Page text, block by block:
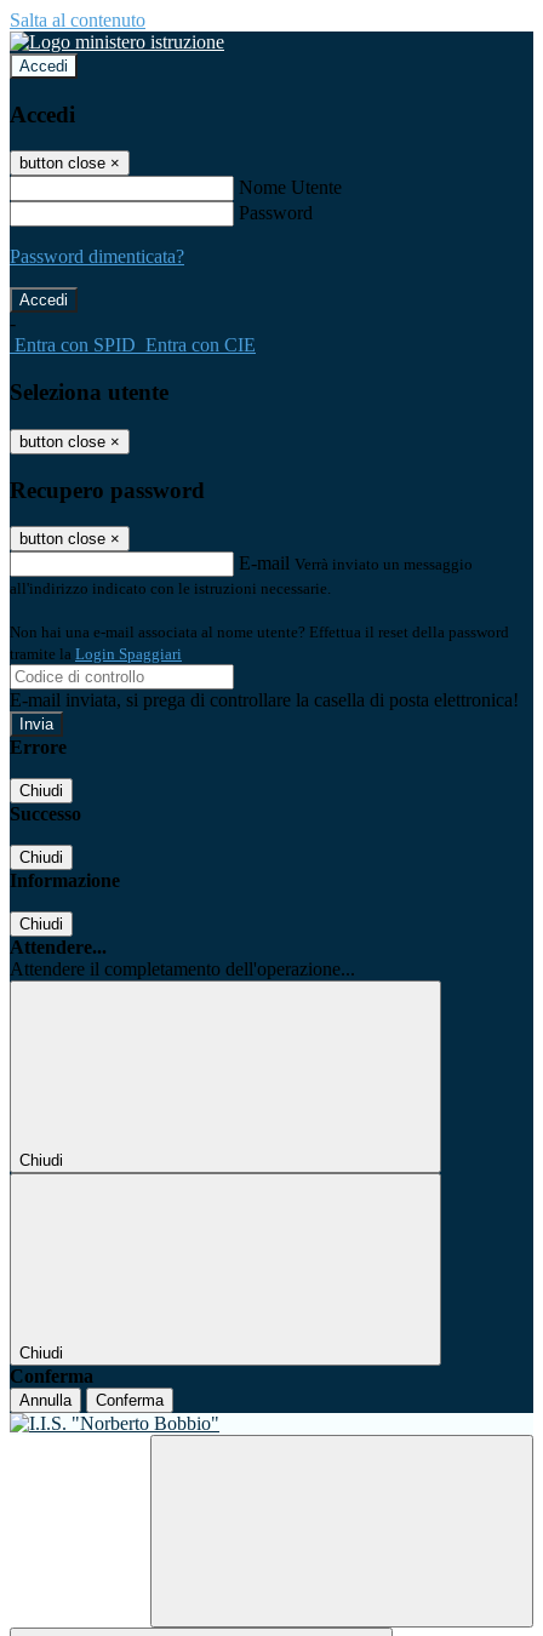
Salta al contenuto
Accedi
Accedi
button close ×
Nome Utente
Password
Password dimenticata?
-
Entra con SPID Entra con CIE
Seleziona utente
button close ×
Recupero password
button close ×
E-mail Verrà inviato un messaggio
all'indirizzo indicato con le istruzioni necessarie.
Non hai una e-mail associata al nome utente? Effettua il reset della password
tramite la Login Spaggiari
E-mail inviata, si prega di controllare la casella di posta elettronica!
Errore
Chiudi
Successo
Chiudi
Informazione
Chiudi
Attendere...
Attendere il completamento dell'operazione...
Chiudi
Chiudi
Conferma
Annulla Conferma